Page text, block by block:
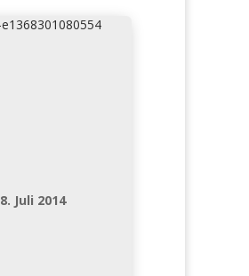
8. Juli 2014